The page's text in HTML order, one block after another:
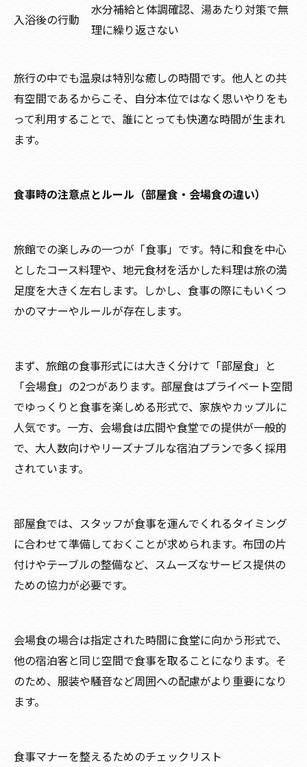
入浴後の行動
水分補給と体調確認、湯あたり対策で無
理に繰り返さない
旅行の中でも温泉は特別な癒しの時間です。他人との共
有空間であるからこそ、自分本位ではなく思いやりをも
って利用することで、誰にとっても快適な時間が生まれ
ます。
食事時の注意点とルール（部屋食・会場食の違い）
旅館での楽しみの一つが「食事」です。特に和食を中心
としたコース料理や、地元食材を活かした料理は旅の満
足度を大きく左右します。しかし、食事の際にもいくつ
かのマナーやルールが存在します。
まず、旅館の食事形式には大きく分けて「部屋食」と
「会場食」の2つがあります。部屋食はプライベート空間
でゆっくりと食事を楽しめる形式で、家族やカップルに
人気です。一方、会場食は広間や食堂での提供が一般的
で、大人数向けやリーズナブルな宿泊プランで多く採用
されています。
部屋食では、スタッフが食事を運んでくれるタイミング
に合わせて準備しておくことが求められます。布団の片
付けやテーブルの整備など、スムーズなサービス提供の
ための協力が必要です。
会場食の場合は指定された時間に食堂に向かう形式で、
他の宿泊客と同じ空間で食事を取ることになります。そ
のため、服装や騒音など周囲への配慮がより重要になり
ます。
食事マナーを整えるためのチェックリスト